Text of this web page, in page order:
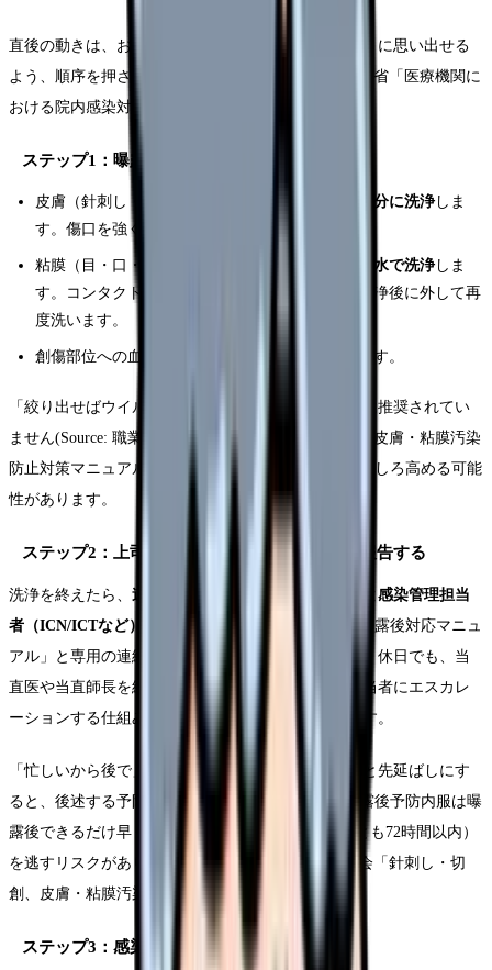
直後の動きは、おおむね決まっています。慌てたときに思い出せる
よう、順序を押さえておきましょう(Source: 厚生労働省「医療機関に
おける院内感染対策について")。
ステップ1：曝露部位を物理的に洗い流す
皮膚（針刺し・切創）：すぐに 流水と石けんで十分に洗浄しま
す。傷口を強く絞り出さないようにします。
粘膜（目・口・鼻）： 多量の流水または生理食塩水で洗浄しま
す。コンタクトレンズを装着している場合は、洗浄後に外して再
度洗います。
創傷部位への血液付着：流水と石けんで洗浄します。
「絞り出せばウイルスが出る」という民間的な発想は推奨されてい
ません(Source: 職業感染制御研究会「針刺し・切創、皮膚・粘膜汚染
防止対策マニュアル")。傷を悪化させ感染リスクをむしろ高める可能
性があります。
ステップ2：上司・感染管理担当者・産業医に報告する
洗浄を終えたら、 速やかに上司（リーダー・師長）と感染管理担当
者（ICN/ICTなど）に報告
します。多くの病院に「曝露後対応マニュ
アル」と専用の連絡経路が整備されています。夜間・休日でも、当
直医や当直師長を経由してオンコールの感染管理担当者にエスカレ
ーションする仕組みが用意されているのが一般的です。
「忙しいから後で」「自分のミスを言いたくない」と先延ばしにす
ると、後述する予防投与のタイミング（特にHIV曝露後予防内服は曝
露後できるだけ早く、目安として2時間以内、遅くとも72時間以内）
を逃すリスクがあります(Source: 職業感染制御研究会「針刺し・切
創、皮膚・粘膜汚染防止対策マニュアル")。
ステップ3：感染源（患者）の情報を確認する